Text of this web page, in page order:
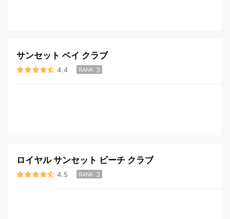
サンセット ベイ クラブ
4.4 RANK 3
ロイヤル サンセット ビーチ クラブ
4.5 RANK 3